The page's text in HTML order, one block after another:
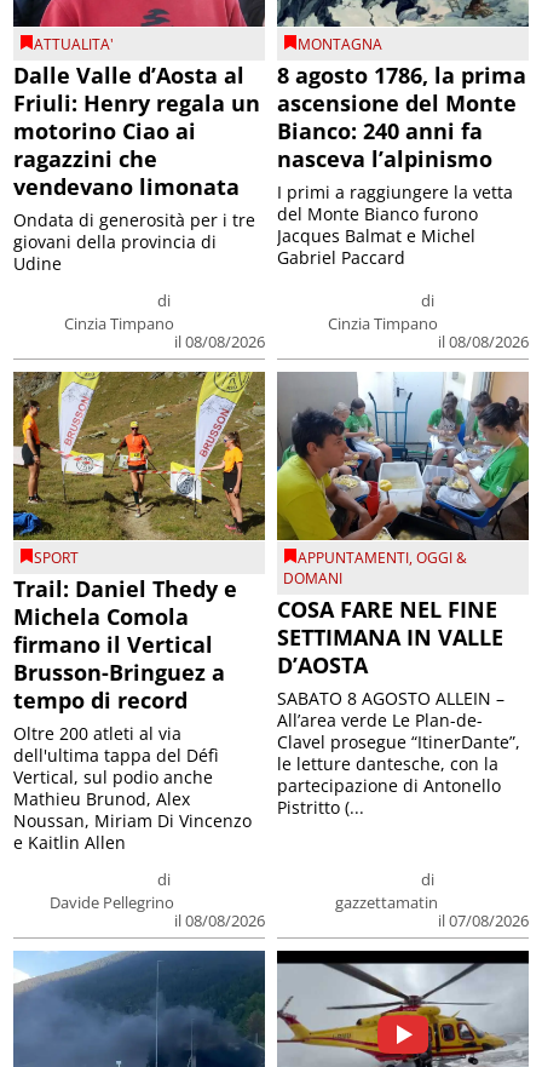
ATTUALITA'
Dalle Valle d’Aosta al
Friuli: Henry regala un
motorino Ciao ai
ragazzini che
vendevano limonata
di
Cinzia Timpano
il 08/08/2026
Ondata di generosità per i tre
giovani della provincia di
Udine
MONTAGNA
8 agosto 1786, la prima
ascensione del Monte
Bianco: 240 anni fa
nasceva l’alpinismo
di
Cinzia Timpano
il 08/08/2026
I primi a raggiungere la vetta
del Monte Bianco furono
Jacques Balmat e Michel
Gabriel Paccard
SPORT
Trail: Daniel Thedy e
Michela Comola
firmano il Vertical
Brusson-Bringuez a
tempo di record
di
Davide Pellegrino
il 08/08/2026
Oltre 200 atleti al via
dell'ultima tappa del Défì
Vertical, sul podio anche
Mathieu Brunod, Alex
Noussan, Miriam Di Vincenzo
e Kaitlin Allen
APPUNTAMENTI,OGGI &
DOMANI
COSA FARE NEL FINE
SETTIMANA IN VALLE
D’AOSTA
di
gazzettamatin
il 07/08/2026
SABATO 8 AGOSTO ALLEIN –
All’area verde Le Plan-de-
Clavel prosegue “ItinerDante”,
le letture dantesche, con la
partecipazione di Antonello
Pistritto (...